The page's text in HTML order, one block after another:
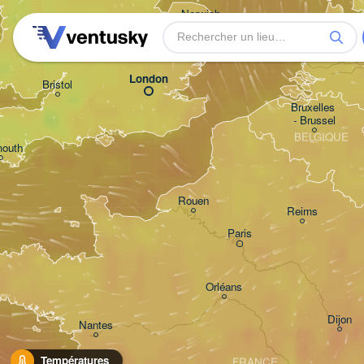
Températures
London
Birmingham
Bristol
Nantes
Bruxelles
- Brussel
Amsterdam
Norwich
Reims
Rouen
BELGIQUE
Paris
Orléans
Dijon